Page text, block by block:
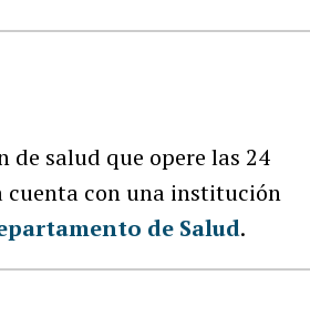
de salud que opere las 24
cuenta con una institución
de Salud.